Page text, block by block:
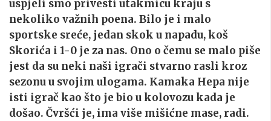
uspjeli smo privesti utakmicu kraju s
nekoliko važnih poena. Bilo je i malo
sportske sreće, jedan skok u napadu, koš
Skorića i 1-0 je za nas. Ono o čemu se malo piše
jest da su neki naši igrači stvarno rasli kroz
sezonu u svojim ulogama. Kamaka Hepa nije
isti igrač kao što je bio u kolovozu kada je
došao. Čvršći je, ima više mišićne mase, radi.